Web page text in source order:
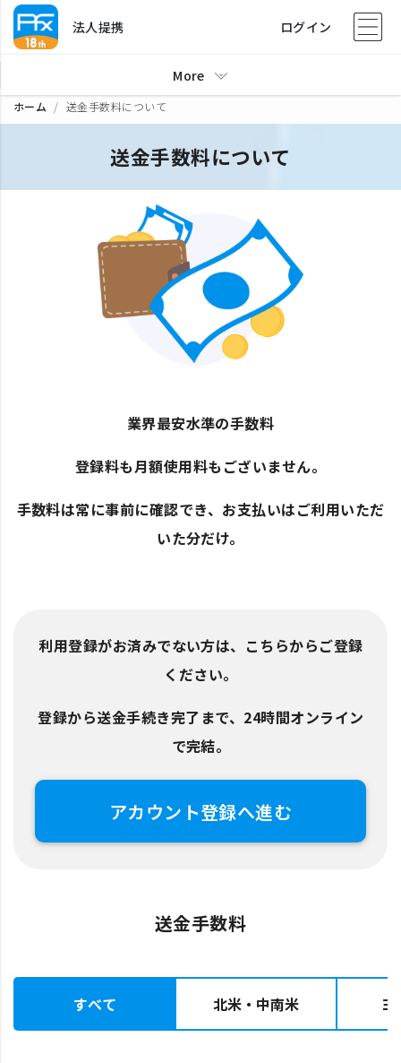
法人提携 ログイン
More
ホーム 送金手数料について
送金手数料について
業界最安水準の手数料
登録料も月額使用料もございません。
手数料は常に事前に確認でき、お支払いはご利用いただ
いた分だけ。
利用登録がお済みでない方は、こちらからご登録
ください。
登録から送金手続き完了まで、24時間オンライン
で完結。
アカウント登録へ進む
送金手数料
すべて 北米・中南米 ヨ